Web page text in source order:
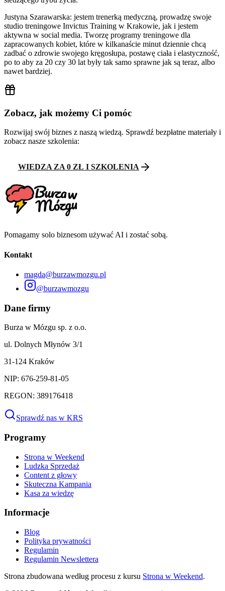
Justyna Szarawarska: jestem trenerką medyczną, prowadzę swoje
studio treningowe Invictus Training w Krakowie, jak i jestem
aktywna w social media. Tworzę programy treningowe dla
zapracowanych kobiet, które w kilkanaście minut dziennie chcą
zadbać o zdrowie swojego kręgosłupa, postawę ciała i elastyczność,
po to aby za 20 czy 30 lat były tak samo sprawne jak są teraz, albo
nawet bardziej.
Zobacz, jak możemy Ci pomóc
Rozwijaj swój biznes z naszą wiedzą. Sprawdź bezpłatne materiały i
zobacz nasze szkolenia:
WIEDZA ZA 0 ZŁ I SZKOLENIA
Pomagamy solo biznesom używać AI i zostać sobą.
Kontakt
magda@burzawmozgu.pl
@burzawmozgu
Dane firmy
Burza w Mózgu sp. z o.o.
ul. Dolnych Młynów 3/1
31-124 Kraków
NIP: 676-259-81-05
REGON: 389176418
Sprawdź nas w KRS
Programy
Strona w Weekend
Ludzka Sprzedaż
Content z głowy
Skuteczna Kampania
Kasa za wiedzę
Informacje
Blog
Polityka prywatności
Regulamin
Regulamin Newslettera
Strona zbudowana według procesu z kursu Strona w Weekend.